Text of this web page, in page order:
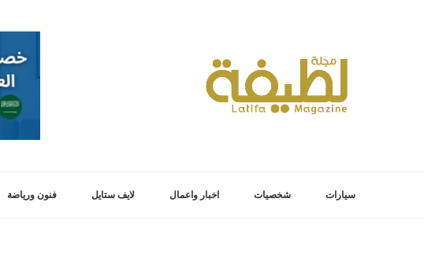
سيارات شخصيات اخبار واعمال لايف ستايل فنون ورياضة